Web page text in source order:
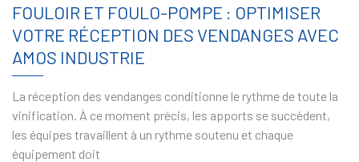
FOULOIR ET FOULO-POMPE : OPTIMISER
VOTRE RÉCEPTION DES VENDANGES AVEC
AMOS INDUSTRIE
La réception des vendanges conditionne le rythme de toute la
vinification. À ce moment précis, les apports se succèdent,
les équipes travaillent à un rythme soutenu et chaque
équipement doit